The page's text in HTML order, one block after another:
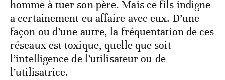
homme à tuer son père. Mais ce fils indigne
a certainement eu affaire avec eux. D’une
façon ou d’une autre, la fréquentation de ces
réseaux est toxique, quelle que soit
l’intelligence de l’utilisateur ou de
l’utilisatrice.